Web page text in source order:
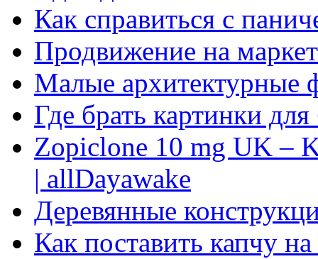
Как справиться с
Продвижение на
Малые архитектурные
Где брать картинки
Zopiclone 10 mg UK –
| allDayawake
Деревянные
Как поставить капчу